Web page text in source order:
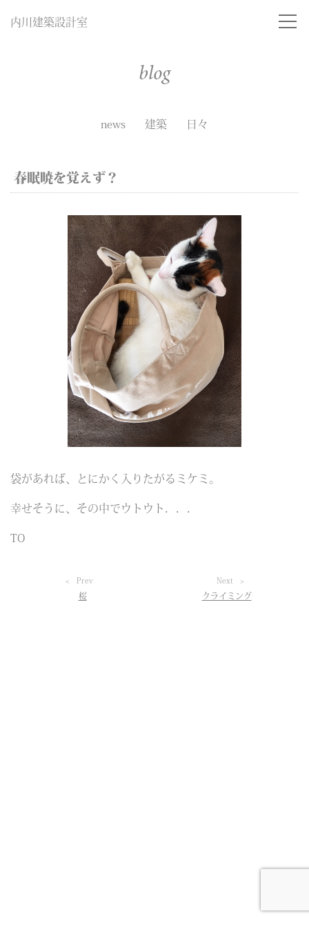
内川建築設計室
blog
news 建築 日々
春眠暁を覚えず？
袋があれば、とにかく入りたがるミケミ。
幸せそうに、その中でウトウト．．．
TO
Prev
桜
Next
クライミング